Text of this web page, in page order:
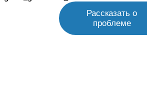
Рассказать о
проблеме